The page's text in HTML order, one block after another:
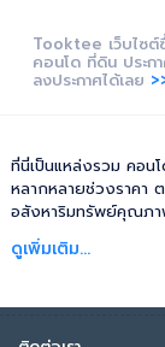
Tooktee เว็บไซต์
คอนโด ที่ดิน ประก
ลงประกาศได้เลย
ที่นี่เป็นแหล่งรวม คอน
หลากหลายช่วงราคา
อสังหาริมทรัพย์คุณภา
ดูเพิ่มเติม...